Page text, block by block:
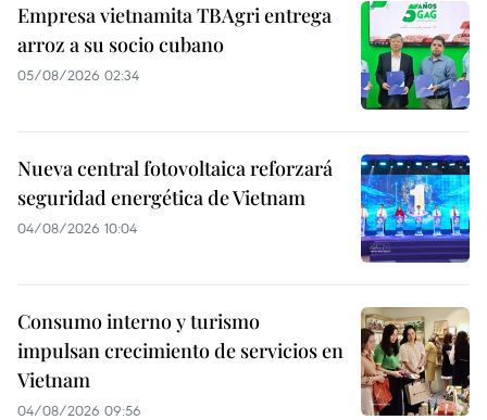
Empresa vietnamita TBAgri entrega
arroz a su socio cubano
05/08/2026 02:34
Nueva central fotovoltaica reforzará
seguridad energética de Vietnam
04/08/2026 10:04
Consumo interno y turismo
impulsan crecimiento de servicios en
Vietnam
04/08/2026 09:56